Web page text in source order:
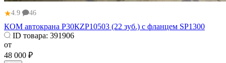
★4.9 46
КОМ автокрана Р30КZР10503 (22 зуб.) с фланцем SP1300
ID товара: 391906
от
48 000 ₽